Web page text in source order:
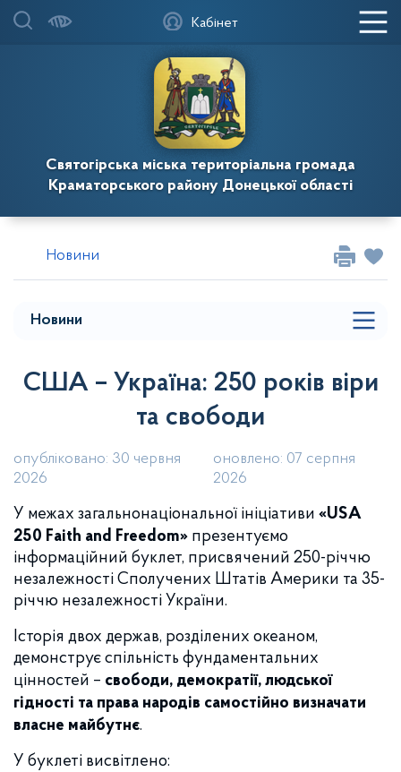
Святогірська міська територіальна громада
Краматорського району Донецької області
Кабінет
Новини
США – Україна: 250 років віри
та свободи
опубліковано: 30 червня
2026
оновлено: 07 серпня
2026
У межах загальнонаціональної ініціативи «USA
250 Faith and Freedom» презентуємо
інформаційний буклет, присвячений 250-річчю
незалежності Сполучених Штатів Америки та 35-
річчю незалежності України.
Історія двох держав, розділених океаном,
демонструє спільність фундаментальних
цінностей – свободи, демократії, людської
гідності та права народів самостійно визначати
власне майбутнє.
У буклеті висвітлено:
Новини